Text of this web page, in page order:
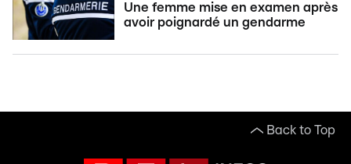
Une femme mise en examen après
avoir poignardé un gendarme
Back to Top